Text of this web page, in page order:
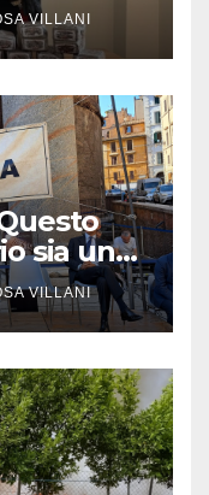
VILLANI
sia un
VILLANI